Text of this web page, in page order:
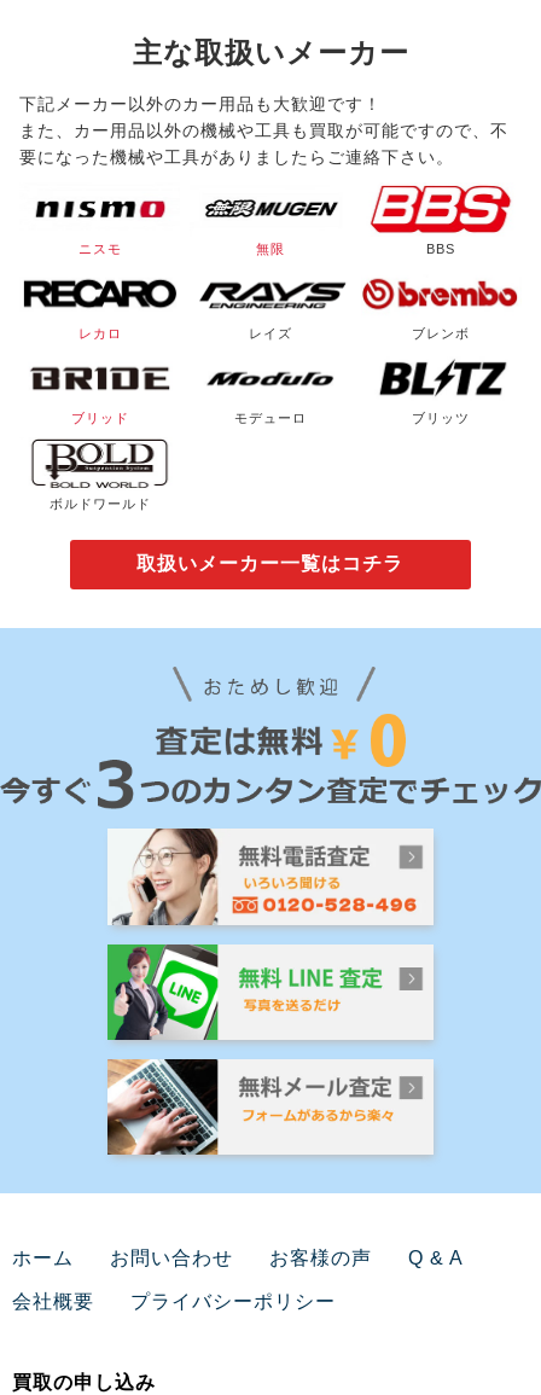
主な取扱いメーカー
下記メーカー以外のカー用品も大歓迎です！
また、カー用品以外の機械や工具も買取が可能ですので、不
要になった機械や工具がありましたらご連絡下さい。
ニスモ 無限 BBS
レカロ レイズ ブレンボ
ブリッド モデューロ ブリッツ
ボルドワールド
取扱いメーカー一覧はコチラ
ホーム お問い合わせ お客様の声 Q & A
会社概要 プライバシーポリシー
買取の申し込み